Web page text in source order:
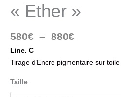
« Ether »
580€ – 880€
Line. C
Tirage d’Encre pigmentaire sur toile
Taille